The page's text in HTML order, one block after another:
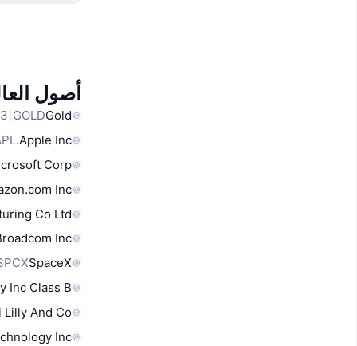
أصول
Gold
GOLD
Apple Inc.
Corp
Inc
Co Ltd
Inc
SpaceX
Inc Class B
Lilly And Co
Inc